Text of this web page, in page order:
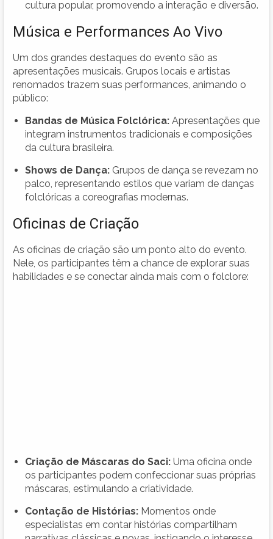
cultura popular, promovendo a interação e diversão.
Música e Performances Ao Vivo
Um dos grandes destaques do evento são as
apresentações musicais. Grupos locais e artistas
renomados trazem suas performances, animando o
público:
Bandas de Música Folclórica: Apresentações que
integram instrumentos tradicionais e composições
da cultura brasileira.
Shows de Dança: Grupos de dança se revezam no
palco, representando estilos que variam de danças
folclóricas a coreografias modernas.
Oficinas de Criação
As oficinas de criação são um ponto alto do evento.
Nele, os participantes têm a chance de explorar suas
habilidades e se conectar ainda mais com o folclore:
Criação de Máscaras do Saci: Uma oficina onde
os participantes podem confeccionar suas próprias
máscaras, estimulando a criatividade.
Contação de Histórias: Momentos onde
especialistas em contar histórias compartilham